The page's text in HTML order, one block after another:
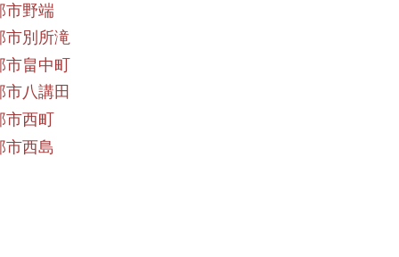
市野端
市別所滝
市畠中町
八講田
市西町
市西島